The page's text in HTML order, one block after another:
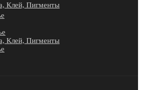
Клей, Пигменты
Клей, Пигменты